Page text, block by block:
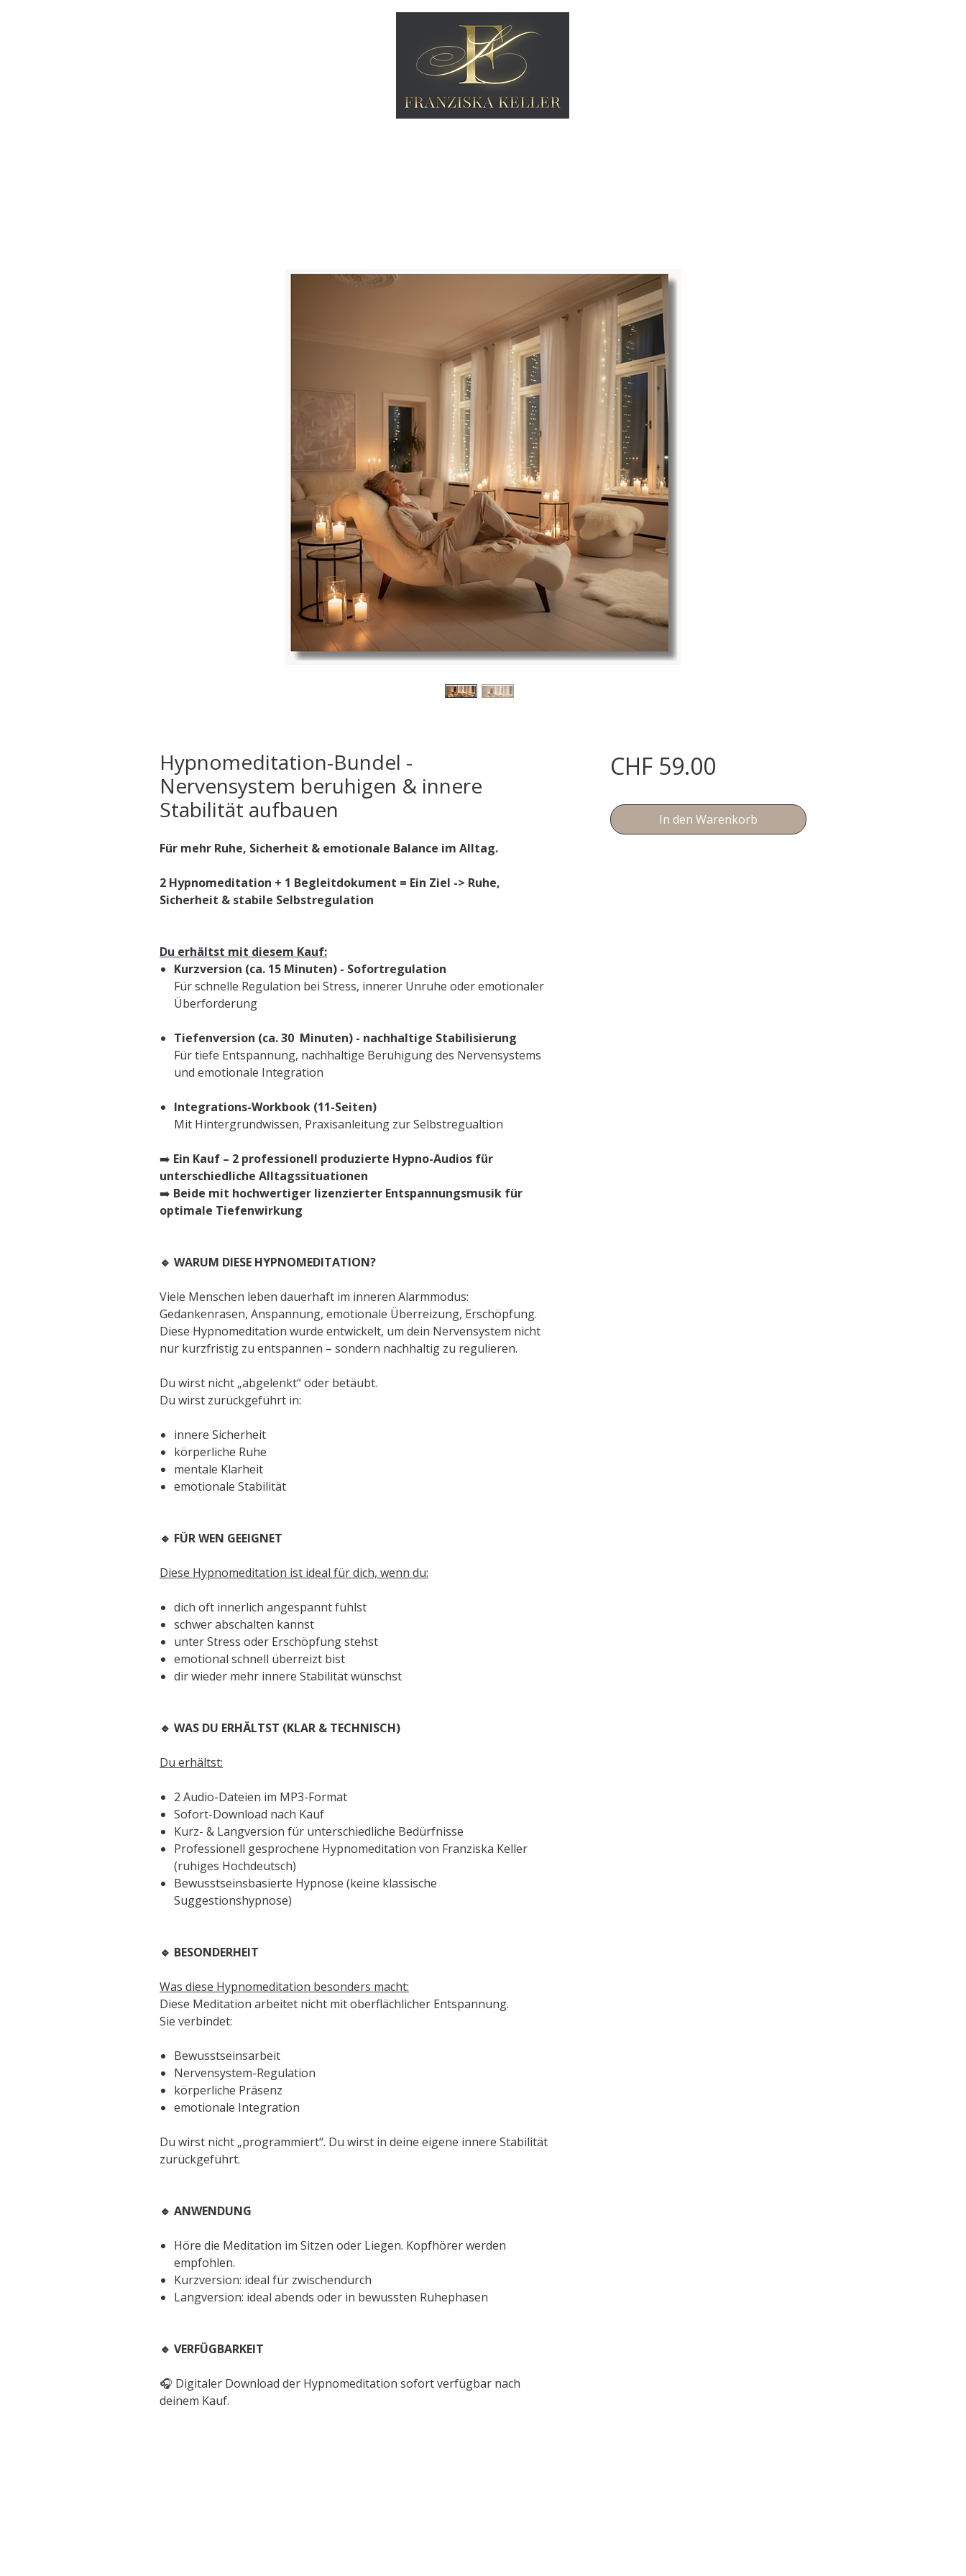
Hypnomeditation-Bundel -
Nervensystem beruhigen & innere
Stabilität aufbauen
Für mehr Ruhe, Sicherheit & emotionale Balance im Alltag.
2 Hypnomeditation + 1 Begleitdokument = Ein Ziel -> Ruhe,
Sicherheit & stabile Selbstregulation
Du erhältst mit diesem Kauf:
Kurzversion (ca. 15 Minuten) - Sofortregulation
Für schnelle Regulation bei Stress, innerer Unruhe oder emotionaler
Überforderung
Tiefenversion (ca. 30 Minuten) - nachhaltige Stabilisierung
Für tiefe Entspannung, nachhaltige Beruhigung des Nervensystems
und emotionale Integration
Integrations-Workbook (11-Seiten)
Mit Hintergrundwissen, Praxisanleitung zur Selbstregualtion
➡️ Ein Kauf – 2 professionell produzierte Hypno-Audios für
unterschiedliche Alltagssituationen
➡️ Beide mit hochwertiger lizenzierter Entspannungsmusik für
optimale Tiefenwirkung
🔹 WARUM DIESE HYPNOMEDITATION?
Viele Menschen leben dauerhaft im inneren Alarmmodus:
Gedankenrasen, Anspannung, emotionale Überreizung, Erschöpfung.
Diese Hypnomeditation wurde entwickelt, um dein Nervensystem nicht
nur kurzfristig zu entspannen – sondern nachhaltig zu regulieren.
Du wirst nicht „abgelenkt“ oder betäubt.
Du wirst zurückgeführt in:
innere Sicherheit
körperliche Ruhe
mentale Klarheit
emotionale Stabilität
🔹 FÜR WEN GEEIGNET
Diese Hypnomeditation ist ideal für dich, wenn du:
dich oft innerlich angespannt fühlst
schwer abschalten kannst
unter Stress oder Erschöpfung stehst
emotional schnell überreizt bist
dir wieder mehr innere Stabilität wünschst
🔹 WAS DU ERHÄLTST (KLAR & TECHNISCH)
Du erhältst:
2 Audio-Dateien im MP3-Format
Sofort-Download nach Kauf
Kurz- & Langversion für unterschiedliche Bedürfnisse
Professionell gesprochene Hypnomeditation von Franziska Keller
(ruhiges Hochdeutsch)
Bewusstseinsbasierte Hypnose (keine klassische
Suggestionshypnose)
🔹 BESONDERHEIT
Was diese Hypnomeditation besonders macht:
Diese Meditation arbeitet nicht mit oberflächlicher Entspannung.
Sie verbindet:
Bewusstseinsarbeit
Nervensystem-Regulation
körperliche Präsenz
emotionale Integration
Du wirst nicht „programmiert“. Du wirst in deine eigene innere Stabilität
zurückgeführt.
🔹 ANWENDUNG
Höre die Meditation im Sitzen oder Liegen. Kopfhörer werden
empfohlen.
Kurzversion: ideal für zwischendurch
Langversion: ideal abends oder in bewussten Ruhephasen
🔹 VERFÜGBARKEIT
🎧 Digitaler Download der Hypnomeditation sofort verfügbar nach
deinem Kauf.
CHF 59.00Preis
In den Warenkorb